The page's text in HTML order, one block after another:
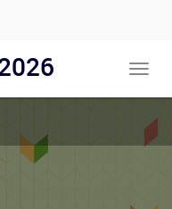
Toggle